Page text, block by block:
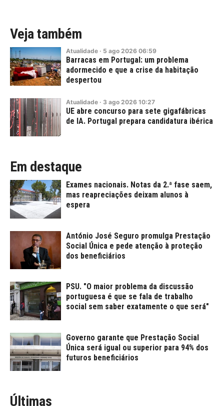
Veja também
Atualidade · 5 ago 2026 06:59
Barracas em Portugal: um problema
adormecido e que a crise da habitação
despertou
Atualidade · 3 ago 2026 10:27
UE abre concurso para sete gigafábricas
de IA. Portugal prepara candidatura ibérica
Em destaque
Exames nacionais. Notas da 2.ª fase saem,
mas reapreciações deixam alunos à
espera
António José Seguro promulga Prestação
Social Única e pede atenção à proteção
dos beneficiários
PSU. "O maior problema da discussão
portuguesa é que se fala de trabalho
social sem saber exatamente o que será"
Governo garante que Prestação Social
Única será igual ou superior para 94% dos
futuros beneficiários
Últimas